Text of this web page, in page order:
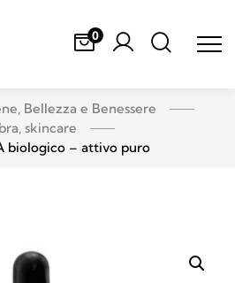
0
Bellezza e Benessere
skincare
biologico – attivo puro